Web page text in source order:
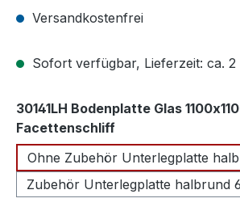
Versandkostenfrei
Sofort verfügbar, Lieferzeit: ca. 2
30141LH Bodenplatte Glas
Facettenschliffauswählen
Ohne Zubehör Unterlegplatte
Zubehör Unterlegplatte halbrund